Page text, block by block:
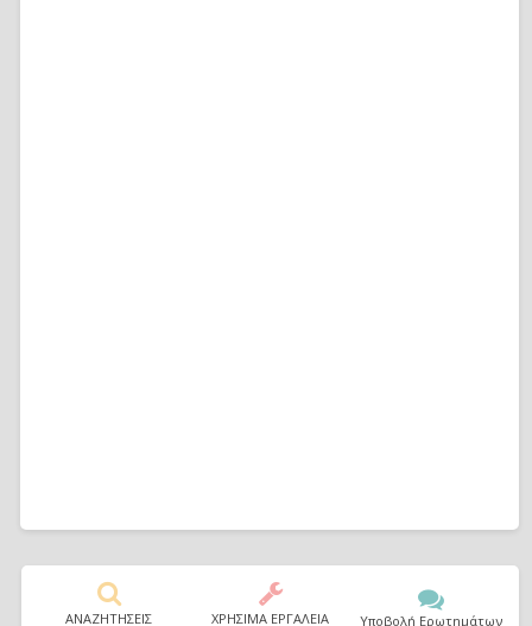
ΑΝΑΖΗΤΗΣΕΙΣ ΧΡΗΣΙΜΑ ΕΡΓΑΛΕΙΑ Υποβολή Ερωτημάτων